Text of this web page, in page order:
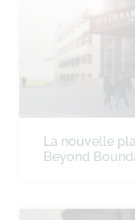
La nouvelle
Beyond